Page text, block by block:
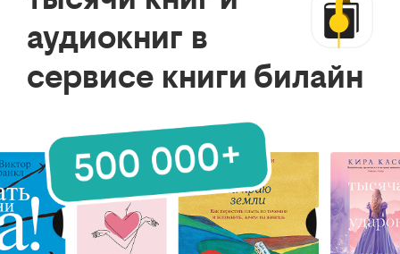
аудиокниг в
сервисе книги билайн